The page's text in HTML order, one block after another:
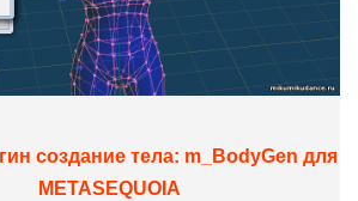
создание тела: m_BodyGen для
METASEQUOIA